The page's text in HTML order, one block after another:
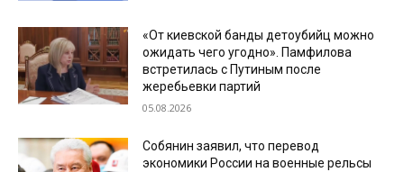
«От киевской банды детоубийц можно
ожидать чего угодно». Памфилова
встретилась с Путиным после
жеребьевки партий
05.08.2026
Собянин заявил, что перевод
экономики России на военные рельсы